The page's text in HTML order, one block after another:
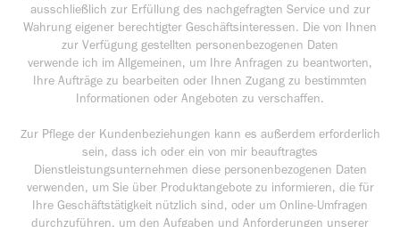
ausschließlich zur Erfüllung des nachgefragten Service und zur
Wahrung eigener berechtigter Geschäftsinteressen. Die von Ihnen
zur Verfügung gestellten personenbezogenen Daten
verwende ich im Allgemeinen, um Ihre Anfragen zu beantworten,
Ihre Aufträge zu bearbeiten oder Ihnen Zugang zu bestimmten
Informationen oder Angeboten zu verschaffen.
Zur Pflege der Kundenbeziehungen kann es außerdem erforderlich
sein, dass ich oder ein von mir beauftragtes
Dienstleistungsunternehmen diese personenbezogenen Daten
verwenden, um Sie über Produktangebote zu informieren, die für
Ihre Geschäftstätigkeit nützlich sind, oder um Online-Umfragen
durchzuführen, um den Aufgaben und Anforderungen unserer